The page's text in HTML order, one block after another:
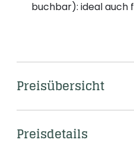
buchbar): ideal auch
Preisübersicht
Preisdetails